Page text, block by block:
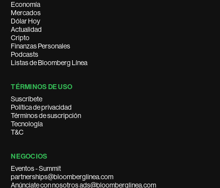
Economía
Mercados
Dólar Hoy
Actualidad
Cripto
Finanzas Personales
Podcasts
Listas de Bloomberg Línea
TÉRMINOS DE USO
Suscríbete
Política de privacidad
Términos de suscripción
Tecnología
T&C
NEGOCIOS
Eventos - Summit
partnerships@bloomberglinea.com
Anúnciate con nosotros ads@bloomberglinea.com